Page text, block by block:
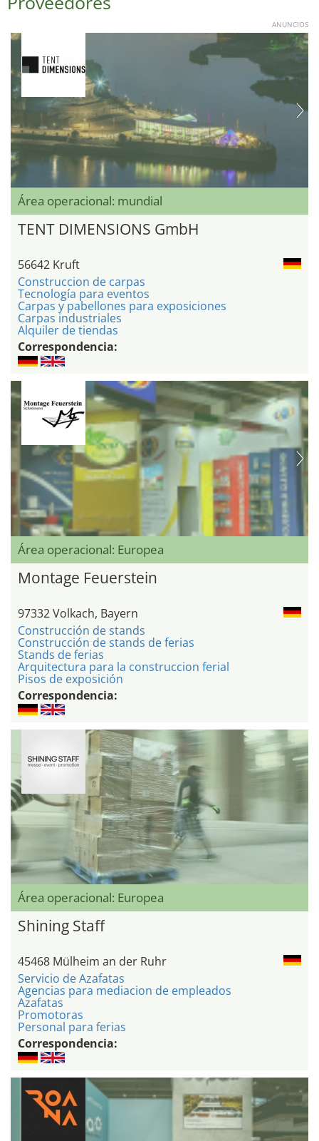
ANUNCIOS
Área operacional: mundial
TENT DIMENSIONS GmbH
56642 Kruft
Construccion de carpas
Tecnología para eventos
Carpas y pabellones para exposiciones
Carpas industriales
Alquiler de tiendas
Correspondencia:
Área operacional: Europea
Montage Feuerstein
97332 Volkach, Bayern
Construcción de stands
Construcción de stands de ferias
Stands de ferias
Arquitectura para la construccion ferial
Pisos de exposición
Correspondencia:
Área operacional: Europea
Shining Staff
45468 Mülheim an der Ruhr
Servicio de Azafatas
Agencias para mediacion de empleados
Azafatas
Promotoras
Personal para ferias
Correspondencia: